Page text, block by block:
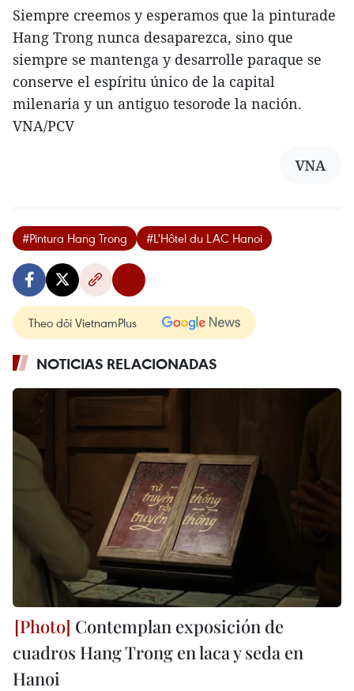
Siempre creemos y esperamos que la pinturade
Hang Trong nunca desaparezca, sino que
siempre se mantenga y desarrolle paraque se
conserve el espíritu único de la capital
milenaria y un antiguo tesorode la nación.
VNA/PCV
VNA
#Pintura Hang Trong #L'Hôtel du LAC Hanoi
Theo dõi VietnamPlus
NOTICIAS RELACIONADAS
Contemplan exposición de
cuadros Hang Trong en laca y seda en
Hanoi